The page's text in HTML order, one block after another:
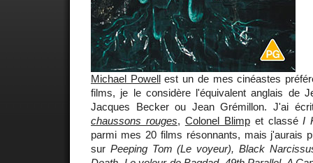
Michael Powellest un de mes cinéastes
films, je le considère l'équivalent anglais de
Jacques Becker ou Jean Grémillon. J'ai
chaussons rouges, Colonel Blimpet classéI
parmi mes 20 films résonnants, mais j'aurais
sur Peeping Tom (Le voyeur), Black